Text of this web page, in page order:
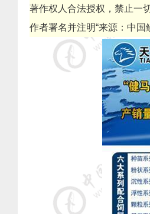
著作权人合法授权，禁止一
作者署名并注明“来源：中国